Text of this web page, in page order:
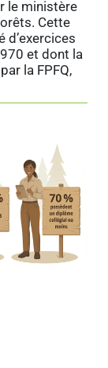
le ministère
Cette
d’exercices
et dont la
la FPFQ,